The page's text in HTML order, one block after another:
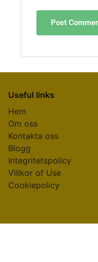
Useful links
Hem
Om oss
Kontakta oss
Blogg
Integritetspolicy
Villkor of Use
Cookiepolicy